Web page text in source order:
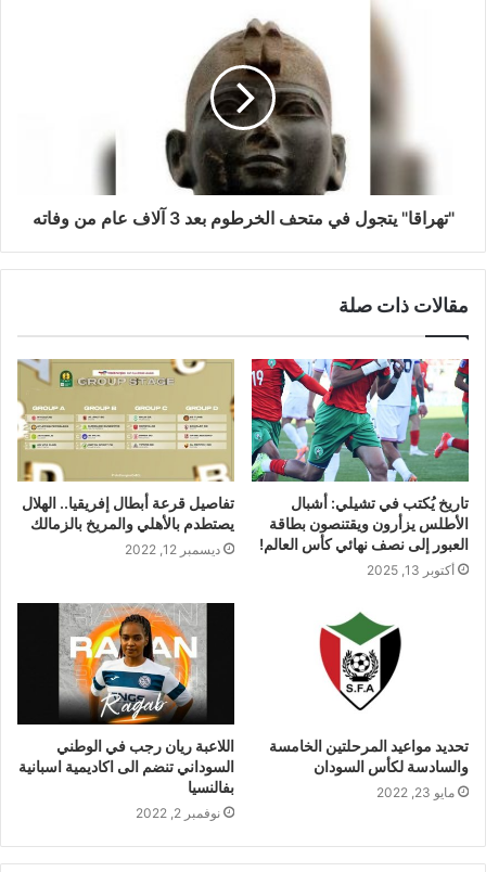
"تهراقا" يتجول في متحف الخرطوم بعد 3 آلاف عام من وفاته
مقالات ذات صلة
تاريخ يُكتب في تشيلي: أشبال
الأطلس يزأرون ويقتنصون بطاقة
العبور إلى نصف نهائي كأس العالم!
أكتوبر 13, 2025
تفاصيل قرعة أبطال إفريقيا.. الهلال
يصتطدم بالأهلي والمريخ بالزمالك
ديسمبر 12, 2022
تحديد مواعيد المرحلتين الخامسة
والسادسة لكأس السودان
مايو 23, 2022
اللاعبة ريان رجب في الوطني
السوداني تنضم الى اكاديمية اسبانية
بفالنسيا
نوفمبر 2, 2022